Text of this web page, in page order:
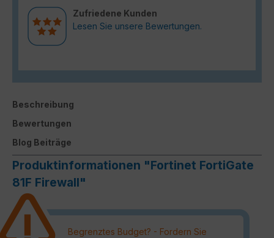
Zufriedene Kunden
Lesen Sie unsere Bewertungen.
Beschreibung
Bewertungen
Blog Beiträge
Produktinformationen "Fortinet FortiGate
81F Firewall"
Begrenztes Budget? - Fordern Sie